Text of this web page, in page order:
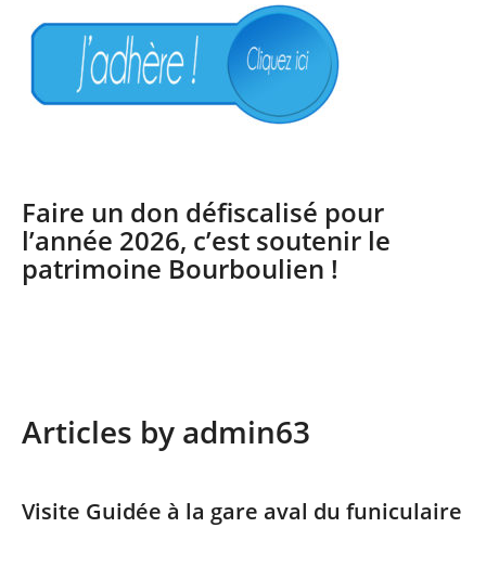
Faire un don défiscalisé pour
l’année 2026, c’est soutenir le
patrimoine Bourboulien !
Articles by admin63
Visite Guidée à la gare aval du funiculaire